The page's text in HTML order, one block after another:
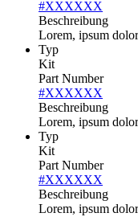
#XXXXXX
Beschreibung
Lorem, ipsum
Typ
Kit
Part Number
#XXXXXX
Beschreibung
Lorem, ipsum
Typ
Kit
Part Number
#XXXXXX
Beschreibung
Lorem, ipsum